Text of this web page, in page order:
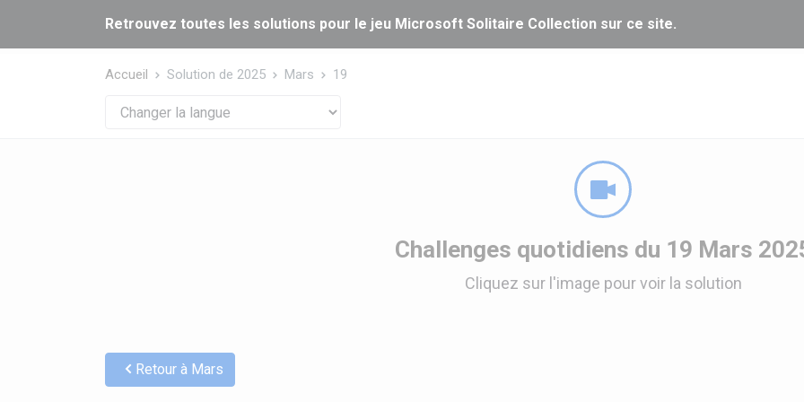
Retrouvez toutes les solutions pour le jeu Microsoft Solitaire Collection sur ce site.
Accueil Solution de 2025 Mars 19
Challenges quotidiens du 19 Mars
Cliquez sur l'image pour voir la solution
Retour à Mars